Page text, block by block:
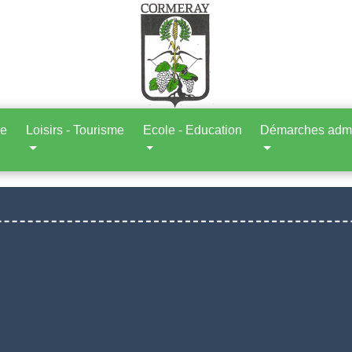
Loisirs - Tourisme Ecole - Education Démarches